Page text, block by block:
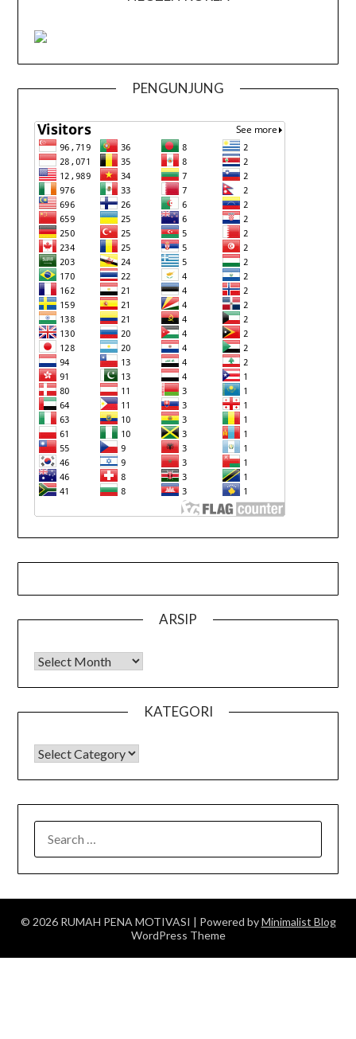
PENGUNJUNG
ARSIP
Arsip
KATEGORI
KATEGORI
FOR:
© 2026 RUMAH PENA MOTIVASI | Powered byMinimalist Blog
WordPress Theme